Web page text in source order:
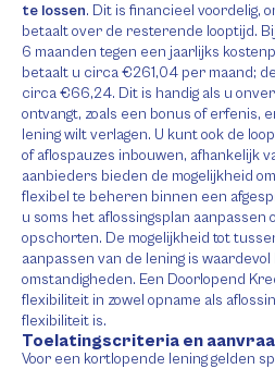
te lossen. Dit is financieel voordelig,
betaalt over de resterende looptijd.
6 maanden tegen een jaarlijks
betaalt u circa €261,04 per maand;
circa €66,24. Dit is handig als u
ontvangt, zoals een bonus of erfenis,
lening wilt verlagen. U kunt ook de
of aflospauzes inbouwen, afhankelijk
aanbieders bieden de mogelijkheid
flexibel te beheren binnen een
u soms het aflossingsplan aanpassen
opschorten. De mogelijkheid tot
aanpassen van de lening is
omstandigheden. Een Doorlopend
flexibiliteit in zowel opname als
flexibiliteit is.
Toelatingscriteria en
Voor een kortlopende lening gelden